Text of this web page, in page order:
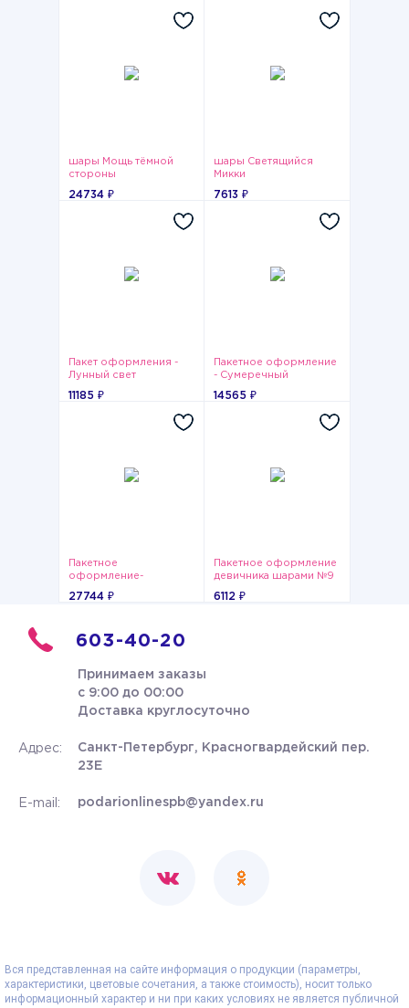
шары Мощь тёмной
стороны
24734 ₽
шары Светящийся
Микки
7613 ₽
Пакет оформления -
Лунный свет
11185 ₽
Пакетное оформление
- Сумеречный
14565 ₽
Пакетное
оформление-
27744 ₽
Пакетное оформление
девичника шарами №9
6112 ₽
603-40-20
Принимаем заказы
с 9:00 до 00:00
Доставка круглосуточно
Адрес:
Санкт-Петербург, Красногвардейский пер.
23Е
E-mail: podarionlinespb@yandex.ru
Вся представленная на сайте информация о продукции (параметры,
характеристики, цветовые сочетания, а также стоимость), носит только
информационный характер и ни при каких условиях не является публичной